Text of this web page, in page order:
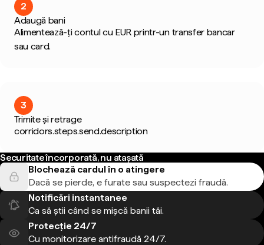
2
Adaugă bani
Alimentează-ți contul cu EUR printr-un transfer bancar
sau card.
3
Trimite și retrage
corridors.steps.send.description
Securitate încorporată, nu atașată
Blochează cardul în o atingere
Dacă se pierde, e furate sau suspectezi fraudă.
Notificări instantanee
Ca să știi când se mișcă banii tăi.
Protecție 24/7
Cu monitorizare antifraudă 24/7.